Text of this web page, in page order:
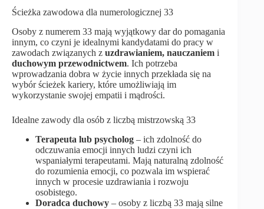
Ścieżka zawodowa dla numerologicznej 33
Osoby z numerem 33 mają wyjątkowy dar do pomagania
innym, co czyni je idealnymi kandydatami do pracy w
zawodach związanych z uzdrawianiem, nauczaniem i
duchowym przewodnictwem. Ich potrzeba
wprowadzania dobra w życie innych przekłada się na
wybór ścieżek kariery, które umożliwiają im
wykorzystanie swojej empatii i mądrości.
Idealne zawody dla osób z liczbą mistrzowską 33
Terapeuta lub psycholog – ich zdolność do
odczuwania emocji innych ludzi czyni ich
wspaniałymi terapeutami. Mają naturalną zdolność
do rozumienia emocji, co pozwala im wspierać
innych w procesie uzdrawiania i rozwoju
osobistego.
Doradca duchowy – osoby z liczbą 33 mają silne